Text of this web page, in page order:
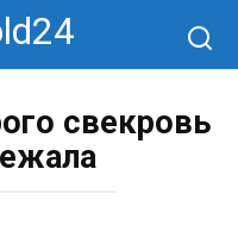
свекровь